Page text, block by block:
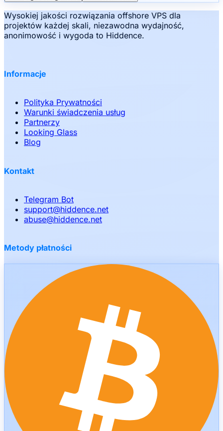
Wysokiej jakości rozwiązania offshore VPS dla
projektów każdej skali, niezawodna wydajność,
anonimowość i wygoda to Hiddence.
Informacje
Polityka Prywatności
Warunki świadczenia usług
Partnerzy
Looking Glass
Blog
Kontakt
Telegram Bot
support@hiddence.net
abuse@hiddence.net
Metody płatności